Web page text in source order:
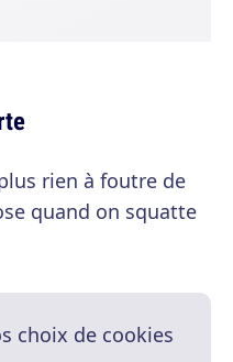
rien à foutre de
quand on squatte
choix de cookies